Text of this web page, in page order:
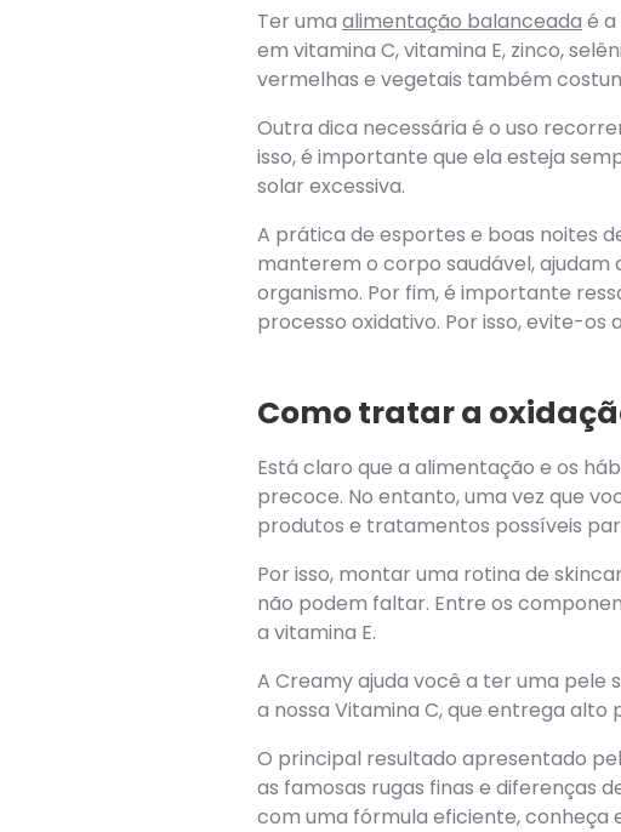
Ter uma alimentação balanceada é
em vitamina C, vitamina E, zinco,
vermelhas e vegetais também
Outra dica necessária é o uso
isso, é importante que ela esteja
solar excessiva.
A prática de esportes e boas noites
manterem o corpo saudável, ajudam
organismo. Por fim, é importante
processo oxidativo. Por isso, evite-os
Como tratar a
Está claro que a alimentação e os
precoce. No entanto, uma vez que
produtos e tratamentos possíveis
Por isso, montar uma rotina de
não podem faltar. Entre os
a vitamina E.
A Creamy ajuda você a ter uma
a nossa Vitamina C, que entrega
O principal resultado apresentado
as famosas rugas finas e diferenças
com uma fórmula eficiente, conheça